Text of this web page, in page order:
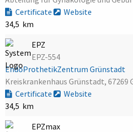
Certificate
Website
34,5 km
EPZ
EPZ-554
EndoProthetikZentrum Grünstadt
Kreiskrankenhaus Grünstadt, 67269
Certificate
Website
34,5 km
EPZmax